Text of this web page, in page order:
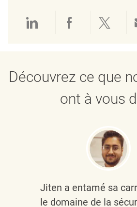
Partager via LinkedIn
Partager via
Découvrez ce que
ont à vous
Jiten a entamé sa
le domaine de la